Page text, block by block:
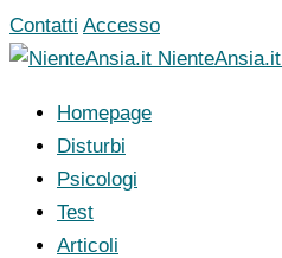
Vai
al
Contatti Accesso
NienteAnsia.it
Homepage
Disturbi
Psicologi
Test
Articoli